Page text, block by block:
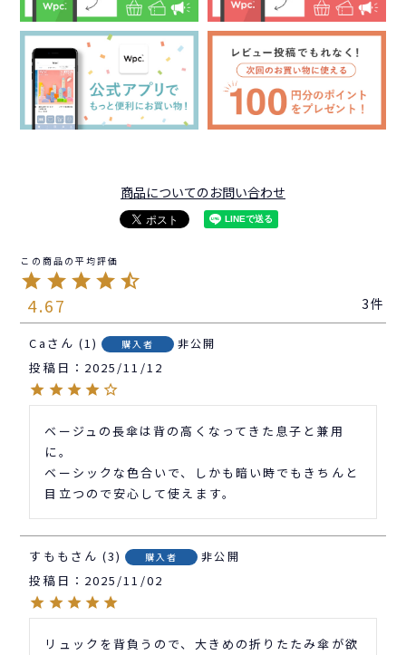
商品についてのお問い合わせ
4.67 3
Ca 1 購入者 非公開
投稿日 2025/11/12
ベージュの長傘は背の高くなってきた息子と兼用
に。
ベーシックな色合いで、しかも暗い時でもきちんと
目立つので安心して使えます。
すもも 3 購入者 非公開
投稿日 2025/11/02
リュックを背負うので、大きめの折りたたみ傘が欲